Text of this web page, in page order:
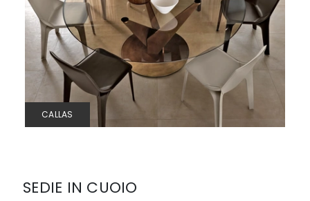
CALLAS
SEDIE IN CUOIO